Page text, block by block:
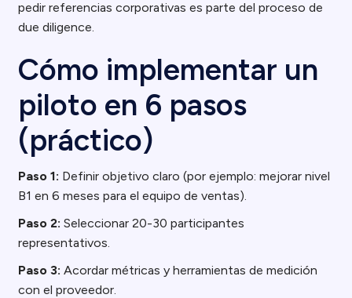
pedir referencias corporativas es parte del proceso de
due diligence.
Cómo implementar un
piloto en 6 pasos
(práctico)
Paso 1: Definir objetivo claro (por ejemplo: mejorar nivel
B1 en 6 meses para el equipo de ventas).
Paso 2: Seleccionar 20-30 participantes
representativos.
Paso 3: Acordar métricas y herramientas de medición
con el proveedor.